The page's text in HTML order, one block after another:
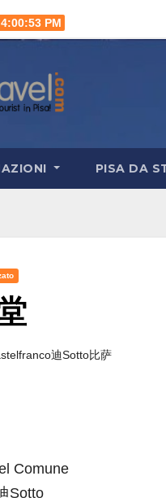
4:00:54 PM
PISA DA
迪Sotto比萨
Comune
Sotto